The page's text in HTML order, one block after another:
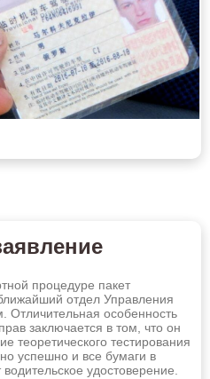
процедуре пакет
отдел Управления
Отличительная особенность
заключается в том, что он
теоретического тестирования
успешно и все бумаги в
удостоверение.
Комсомольск-на-Амуре
Кострома
Красноярск
Курск
Назрань
Находка
Нефтекамск